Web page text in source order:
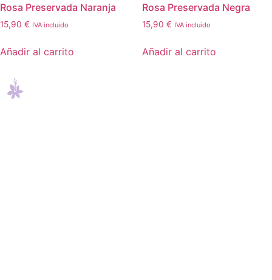
Rosa Preservada Naranja
15,90 € IVA incluido
Añadir al carrito
Rosa Preservada Negra
15,90 € IVA incluido
Añadir al carrito